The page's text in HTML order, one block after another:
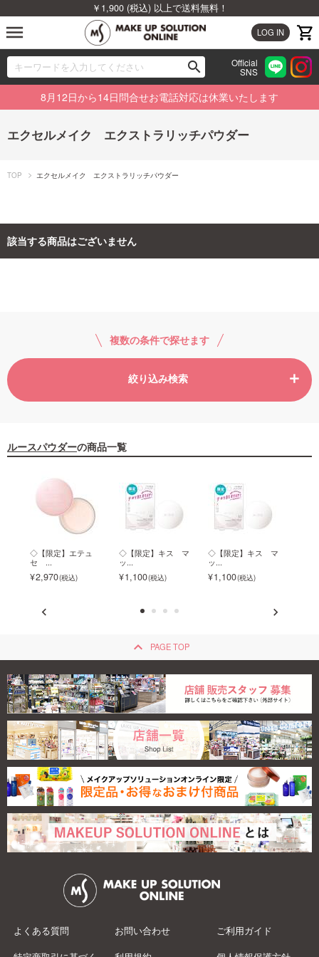
￥1,900 (税込) 以上で送料無料！
LOG IN
menu
search
00
Official
SNS
ブランドから探す
カテゴリから探す
特集から探す
ビューティジャーナルから探す
ログイン・新規会員登録
8月12日から14日問合せお電話対応は休業いたします
エクセルメイク エクストラリッチパウダー
TOP エクセルメイク エクストラリッチパウダー
該当する商品はございません
複数の条件で探せます
絞り込み検索
ルースパウダーの商品一覧
◇【限定】エテュ
セ ...
2,970
◇【限定】キス マ
ッ...
1,100
◇【限定】キス マ
ッ...
1,100
keyboard_arrow_up PAGE TOP
よくある質問 お問い合わせ ご利用ガイド